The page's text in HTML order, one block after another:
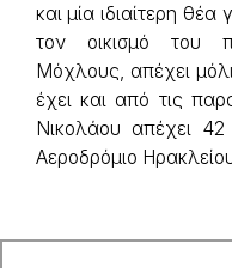
και μία ιδιαίτερη
τον οικισμό του
Μόχλους, απέχει
έχει και από τις
Νικολάου απέχει
Αεροδρόμιο